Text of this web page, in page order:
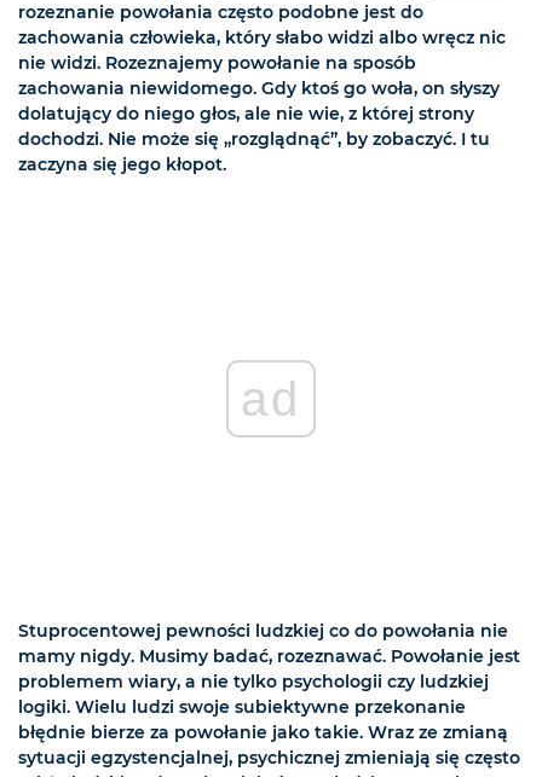
rozeznanie powołania często podobne jest do
zachowania człowieka, który słabo widzi albo wręcz nic
nie widzi. Rozeznajemy powołanie na sposób
zachowania niewidomego. Gdy ktoś go woła, on słyszy
dolatujący do niego głos, ale nie wie, z której strony
dochodzi. Nie może się „rozglądnąć”, by zobaczyć. I tu
zaczyna się jego kłopot.
ad
Stuprocentowej pewności ludzkiej co do powołania nie
mamy nigdy. Musimy badać, rozeznawać. Powołanie jest
problemem wiary, a nie tylko psychologii czy ludzkiej
logiki. Wielu ludzi swoje subiektywne przekonanie
błędnie bierze za powołanie jako takie. Wraz ze zmianą
sytuacji egzystencjalnej, psychicznej zmieniają się często